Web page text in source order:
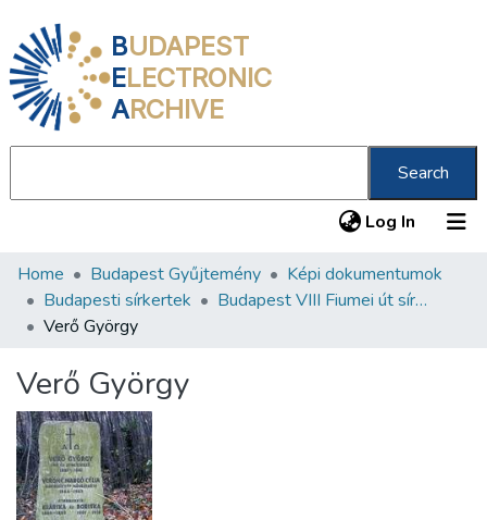
BUDAPEST
ELECTRONIC
ARCHIVE
Search
Log In (current)
Communities & Collections
All of DSpace
About us
Home Budapest Gyűjtemény
Képi dokumentumok
Budapesti sírkertek
Budapest VIII Fiumei út sírkert 3. rész
Verő György
Verő György